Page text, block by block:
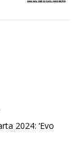
2024: ‘Evo